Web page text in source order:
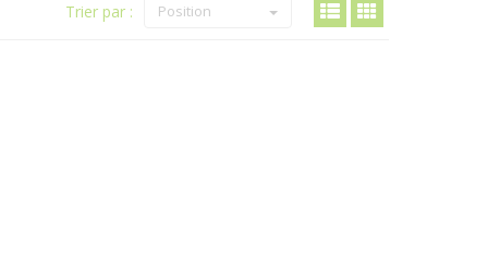
Trier par : Position